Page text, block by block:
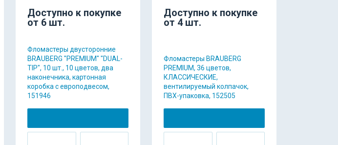
Доступно к покупке
от 6 шт.
Фломастеры двусторонние
BRAUBERG "PREMIUM" "DUAL-
TIP", 10 шт., 10 цветов, два
наконечника, картонная
коробка с европодвесом,
151946
Доступно к покупке
от 4 шт.
Фломастеры BRAUBERG
PREMIUM, 36 цветов,
КЛАССИЧЕСКИЕ,
вентилируемый колпачок,
ПВХ-упаковка, 152505